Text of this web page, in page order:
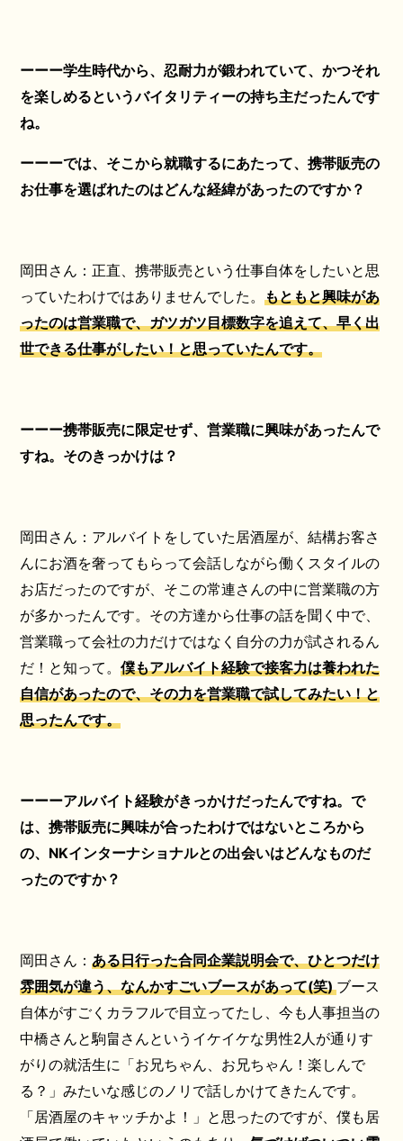
ーーー学生時代から、忍耐力が鍛われていて、かつそれ
を楽しめるというバイタリティーの持ち主だったんです
ね。
ーーーでは、そこから就職するにあたって、携帯販売の
お仕事を選ばれたのはどんな経緯があったのですか？
岡田さん：正直、携帯販売という仕事自体をしたいと思
っていたわけではありませんでした。 もともと興味があ
ったのは営業職で、ガツガツ目標数字を追えて、早く出
世できる仕事がしたい！と思っていたんです。
ーーー携帯販売に限定せず、営業職に興味があったんで
すね。そのきっかけは？
岡田さん：アルバイトをしていた居酒屋が、結構お客さ
んにお酒を奢ってもらって会話しながら働くスタイルの
お店だったのですが、そこの常連さんの中に営業職の方
が多かったんです。その方達から仕事の話を聞く中で、
営業職って会社の力だけではなく自分の力が試されるん
だ！と知って。 僕もアルバイト経験で接客力は養われた
自信があったので、その力を営業職で試してみたい！と
思ったんです。
ーーーアルバイト経験がきっかけだったんですね。で
は、携帯販売に興味が合ったわけではないところから
の、NKインターナショナルとの出会いはどんなものだ
ったのですか？
岡田さん： ある日行った合同企業説明会で、ひとつだけ
雰囲気が違う、なんかすごいブースがあって(笑)ブース
自体がすごくカラフルで目立ってたし、今も人事担当の
中橋さんと駒畠さんというイケイケな男性2人が通りす
がりの就活生に「お兄ちゃん、お兄ちゃん！楽しんで
る？」みたいな感じのノリで話しかけてきたんです。
「居酒屋のキャッチかよ！」と思ったのですが、僕も居